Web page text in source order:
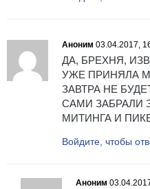
Аноним 03.04.2017,
ДА, БРЕХНЯ,
УЖЕ ПРИНЯЛА
ЗАВТРА НЕ
САМИ ЗАБРАЛИ
МИТИНГА И
Войдите, чтобы
Аноним